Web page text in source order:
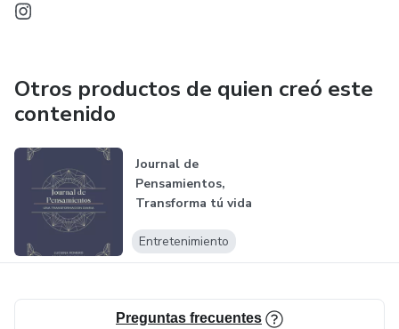
Otros productos de quien creó este
contenido
Journal de
Pensamientos,
Transforma tú vida
Entretenimiento
Preguntas frecuentes